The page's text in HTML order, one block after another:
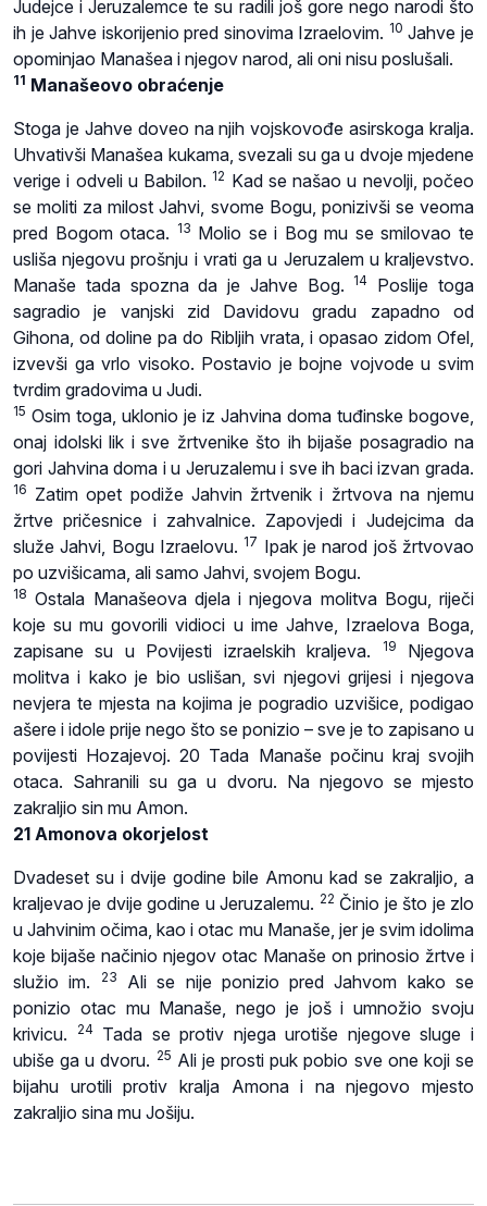
Judejce i Jeruzalemce te su radili još gore nego narodi što
ih je Jahve iskorijenio pred sinovima Izraelovim. 10 Jahve je
opominjao Manašea i njegov narod, ali oni nisu poslušali.
11 Manašeovo obraćenje
Stoga je Jahve doveo na njih vojskovođe asirskoga kralja.
Uhvativši Manašea kukama, svezali su ga u dvoje mjedene
verige i odveli u Babilon. 12 Kad se našao u nevolji, počeo
se moliti za milost Jahvi, svome Bogu, ponizivši se veoma
pred Bogom otaca. 13 Molio se i Bog mu se smilovao te
usliša njegovu prošnju i vrati ga u Jeruzalem u kraljevstvo.
Manaše tada spozna da je Jahve Bog.
14
Poslije toga
sagradio je vanjski zid Davidovu gradu zapadno od
Gihona, od doline pa do Ribljih vrata, i opasao zidom Ofel,
izvevši ga vrlo visoko. Postavio je bojne vojvode u svim
tvrdim gradovima u Judi.
15 Osim toga, uklonio je iz Jahvina doma tuđinske bogove,
onaj idolski lik i sve žrtvenike što ih bijaše posagradio na
gori Jahvina doma i u Jeruzalemu i sve ih baci izvan grada.
16 Zatim opet podiže Jahvin žrtvenik i žrtvova na njemu
žrtve pričesnice i zahvalnice. Zapovjedi i Judejcima da
služe Jahvi, Bogu Izraelovu. 17 Ipak je narod još žrtvovao
po uzvišicama, ali samo Jahvi, svojem Bogu.
18 Ostala Manašeova djela i njegova molitva Bogu, riječi
koje su mu govorili vidioci u ime Jahve, Izraelova Boga,
zapisane su u Povijesti izraelskih kraljeva.
19
Njegova
molitva i kako je bio uslišan, svi njegovi grijesi i njegova
nevjera te mjesta na kojima je pogradio uzvišice, podigao
ašere i idole prije nego što se ponizio – sve je to zapisano u
povijesti Hozajevoj. 20 Tada Manaše počinu kraj svojih
otaca. Sahranili su ga u dvoru. Na njegovo se mjesto
zakraljio sin mu Amon.
21 Amonova okorjelost
Dvadeset su i dvije godine bile Amonu kad se zakraljio, a
kraljevao je dvije godine u Jeruzalemu. 22 Činio je što je zlo
u Jahvinim očima, kao i otac mu Manaše, jer je svim idolima
koje bijaše načinio njegov otac Manaše on prinosio žrtve i
služio im.
23
Ali se nije ponizio pred Jahvom kako se
ponizio otac mu Manaše, nego je još i umnožio svoju
krivicu.
24Tada se protiv njega urotiše njegove sluge i
ubiše ga u dvoru. 25 Ali je prosti puk pobio sve one koji se
bijahu urotili protiv kralja Amona i na njegovo mjesto
zakraljio sina mu Jošiju.